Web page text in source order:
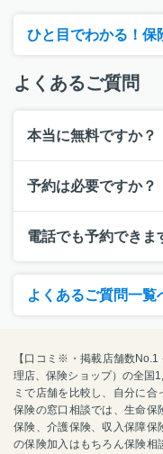
ひと目でわかる！保
よくあるご質問
本当に無料ですか？
予約は必要ですか？
電話でも予約できま
よくあるご質問一覧
【口コミ※・掲載店舗数
理店、保険ショップ）の全国
ミで店舗を比較し、自分に合
保険の窓口相談では、生命保
保険、介護保険、収入保障保
の保険加入はもちろん保険相